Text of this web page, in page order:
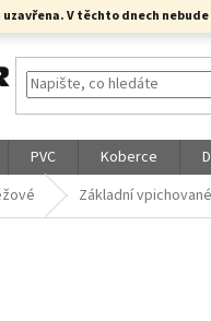
uzavřena. V těchto dnech
PVC Koberce
Základní vpichované